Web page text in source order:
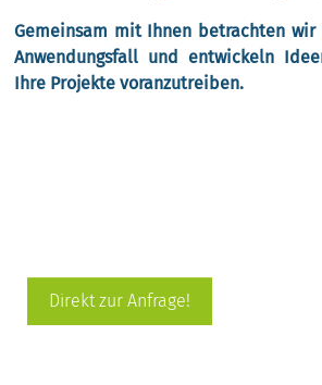
Gemeinsam mit Ihnen betrachten
Anwendungsfall und entwickeln
Ihre Projekte voranzutreiben.
Direkt zur Anfrage!